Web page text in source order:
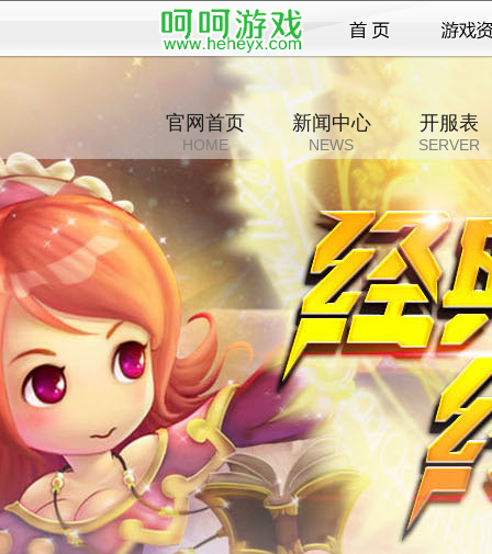
官网首页
HOME
新闻中心
NEWS
开服表
SERVER